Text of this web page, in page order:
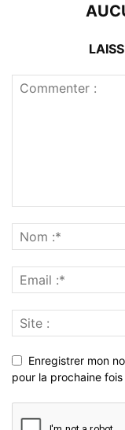
Enregistrer mon
pour la prochaine